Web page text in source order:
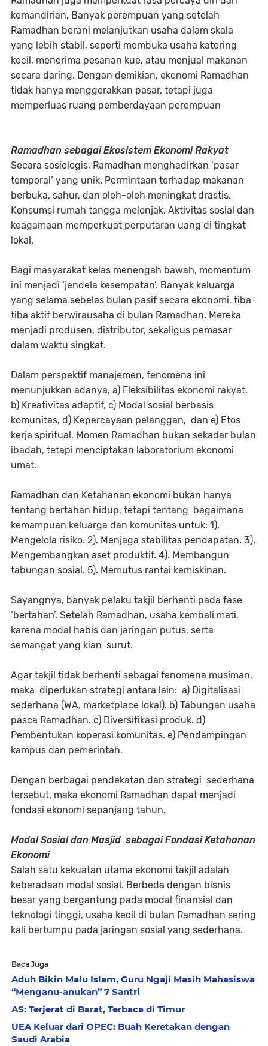
kemandirian. Banyak perempuan yang setelah
Ramadhan berani melanjutkan usaha dalam skala
yang lebih stabil, seperti membuka usaha katering
kecil, menerima pesanan kue, atau menjual makanan
secara daring. Dengan demikian, ekonomi Ramadhan
tidak hanya menggerakkan pasar, tetapi juga
memperluas ruang pemberdayaan perempuan
Ramadhan sebagai Ekosistem Ekonomi Rakyat
Secara sosiologis, Ramadhan menghadirkan ‘pasar
temporal’ yang unik. Permintaan terhadap makanan
berbuka, sahur, dan oleh-oleh meningkat drastis.
Konsumsi rumah tangga melonjak. Aktivitas sosial dan
keagamaan memperkuat perputaran uang di tingkat
lokal.
Bagi masyarakat kelas menengah bawah, momentum
ini menjadi ‘jendela kesempatan’. Banyak keluarga
yang selama sebelas bulan pasif secara ekonomi, tiba-
tiba aktif berwirausaha di bulan Ramadhan. Mereka
menjadi produsen, distributor, sekaligus pemasar
dalam waktu singkat.
Dalam perspektif manajemen, fenomena ini
menunjukkan adanya, a) Fleksibilitas ekonomi rakyat,
b) Kreativitas adaptif, c) Modal sosial berbasis
komunitas, d) Kepercayaan pelanggan, dan e) Etos
kerja spiritual. Momen Ramadhan bukan sekadar bulan
ibadah, tetapi menciptakan laboratorium ekonomi
umat.
Ramadhan dan Ketahanan ekonomi bukan hanya
tentang bertahan hidup, tetapi tentang bagaimana
kemampuan keluarga dan komunitas untuk: 1).
Mengelola risiko. 2). Menjaga stabilitas pendapatan. 3).
Mengembangkan aset produktif. 4). Membangun
tabungan sosial. 5). Memutus rantai kemiskinan.
Sayangnya, banyak pelaku takjil berhenti pada fase
‘bertahan’. Setelah Ramadhan, usaha kembali mati,
karena modal habis dan jaringan putus, serta
semangat yang kian surut.
Agar takjil tidak berhenti sebagai fenomena musiman,
maka diperlukan strategi antara lain: a) Digitalisasi
sederhana (WA, marketplace lokal). b) Tabungan usaha
pasca Ramadhan. c) Diversifikasi produk. d)
Pembentukan koperasi komunitas. e) Pendampingan
kampus dan pemerintah.
Dengan berbagai pendekatan dan strategi sederhana
tersebut, maka ekonomi Ramadhan dapat menjadi
fondasi ekonomi sepanjang tahun.
Modal Sosial dan Masjid sebagai Fondasi Ketahanan
Ekonomi
Salah satu kekuatan utama ekonomi takjil adalah
keberadaan modal sosial. Berbeda dengan bisnis
besar yang bergantung pada modal finansial dan
teknologi tinggi, usaha kecil di bulan Ramadhan sering
kali bertumpu pada jaringan sosial yang sederhana.
Baca Juga
Aduh Bikin Malu Islam, Guru Ngaji Masih Mahasiswa
“Menganu-anukan” 7 Santri
AS: Terjerat di Barat, Terbaca di Timur
UEA Keluar dari OPEC: Buah Keretakan dengan
Saudi Arabia